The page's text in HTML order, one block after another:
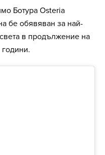
Ботура Osteria
бе обявяван за най-
в продължение на